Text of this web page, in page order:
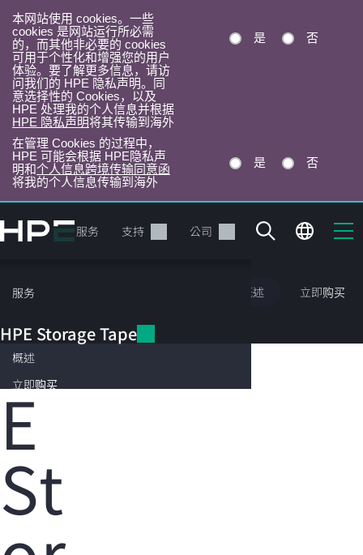
本网站使用 cookies。一些
cookies 是网站运行所必需
的，而其他非必要的 cookies
可用于个性化和增强您的用户
体验。要了解更多信息，请访
问我们的 HPE 隐私声明。同
意选择性的 Cookies，以及
HPE 处理我的个人信息并根据
HPE 隐私声明将其传输到海外
是 否
在管理 Cookies 的过程中，
HPE 可能会根据 HPE隐私声
明和个人信息跨境传输同意函
将我的个人信息传输到海外
是 否
转
到
目
录
产品 服务 支持 公司
服务
HPE Storage Tape 概述 立即购买
概述
立即购买
HPE Storage Tape
HP
E
St